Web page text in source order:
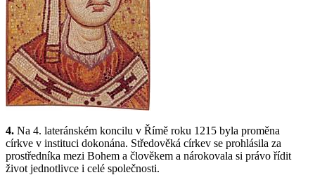
4. Na 4. lateránském koncilu v Římě roku 1215 byla proměna
církve v instituci dokonána. Středověká církev se prohlásila za
prostředníka mezi Bohem a člověkem a nárokovala si právo řídit
život jednotlivce i celé společnosti.